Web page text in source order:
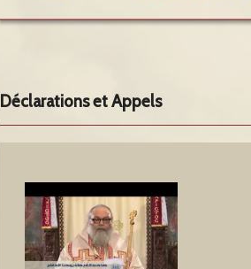
Déclarations et Appels